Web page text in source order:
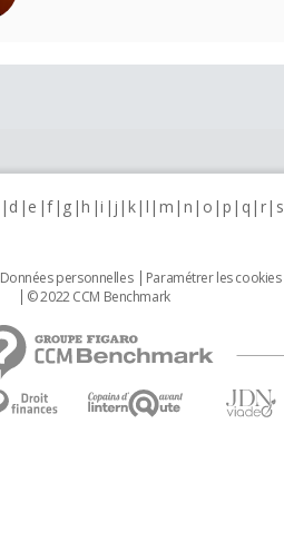
d e f g h i j k l m n o p q r s
Données personnelles Paramétrer les cookies
© 2022 CCM Benchmark